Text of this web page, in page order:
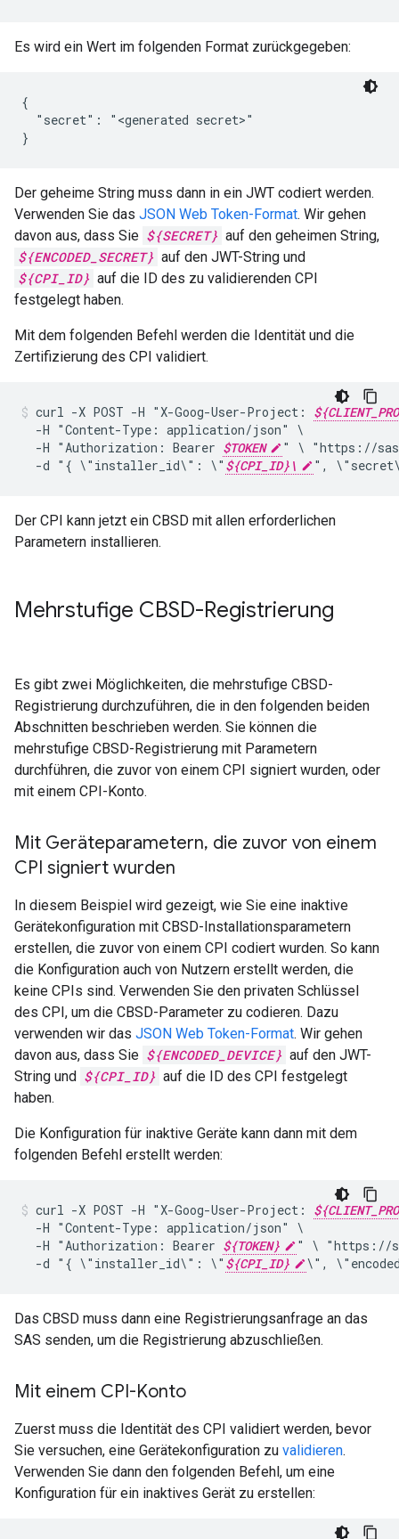
Es wird ein Wert im folgenden Format zurückgegeben:
{
  "secret": "<generated secret>"
Der geheime String muss dann in ein JWT codiert werden.
Verwenden Sie das JSON Web Token-Format. Wir gehen
davon aus, dass Sie ${SECRET} auf den geheimen String,
${ENCODED_SECRET} auf den JWT-String und
${CPI_ID} auf die ID des zu validierenden CPI
festgelegt haben.
Mit dem folgenden Befehl werden die Identität und die
Zertifizierung des CPI validiert.
curl -X POST -H "X-Goog-User-Project:
-H "Content-Type: application/json"
-H "Authorization: Bearer $TOKEN " \ "https://
-d "{ \"installer_id\": \" ${CPI_ID}\ ",
Der CPI kann jetzt ein CBSD mit allen erforderlichen
Parametern installieren.
Mehrstufige CBSD-Registrierung
Es gibt zwei Möglichkeiten, die mehrstufige CBSD-
Registrierung durchzuführen, die in den folgenden beiden
Abschnitten beschrieben werden. Sie können die
mehrstufige CBSD-Registrierung mit Parametern
durchführen, die zuvor von einem CPI signiert wurden, oder
mit einem CPI-Konto.
Mit Geräteparametern, die zuvor von einem
CPI signiert wurden
In diesem Beispiel wird gezeigt, wie Sie eine inaktive
Gerätekonfiguration mit CBSD-Installationsparametern
erstellen, die zuvor von einem CPI codiert wurden. So kann
die Konfiguration auch von Nutzern erstellt werden, die
keine CPIs sind. Verwenden Sie den privaten Schlüssel
des CPI, um die CBSD-Parameter zu codieren. Dazu
verwenden wir das JSON Web Token-Format. Wir gehen
davon aus, dass Sie ${ENCODED_DEVICE} auf den JWT-
String und ${CPI_ID} auf die ID des CPI festgelegt
haben.
Die Konfiguration für inaktive Geräte kann dann mit dem
folgenden Befehl erstellt werden:
curl -X POST -H "X-Goog-User-Project:
-H "Content-Type: application/json"
-H "Authorization: Bearer ${TOKEN} " \ "https://
-d "{ \"installer_id\": \" ${CPI_ID} \",
Das CBSD muss dann eine Registrierungsanfrage an das
SAS senden, um die Registrierung abzuschließen.
Mit einem CPI-Konto
Zuerst muss die Identität des CPI validiert werden, bevor
Sie versuchen, eine Gerätekonfiguration zu validieren.
Verwenden Sie dann den folgenden Befehl, um eine
Konfiguration für ein inaktives Gerät zu erstellen: